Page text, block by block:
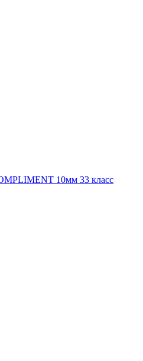
10мм 33 класс